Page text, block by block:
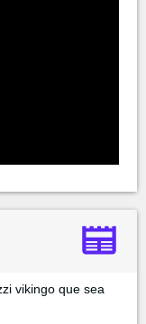
vikingo que sea